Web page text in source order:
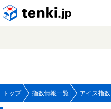
トップ 指数情報一覧 アイス指数